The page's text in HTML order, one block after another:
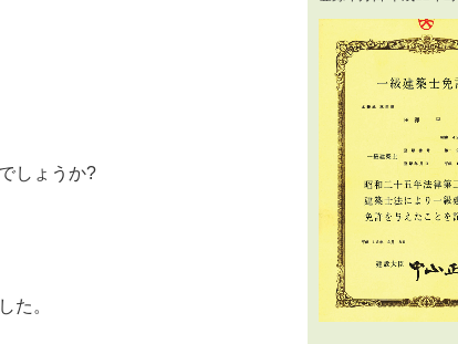
しょうか?
た。